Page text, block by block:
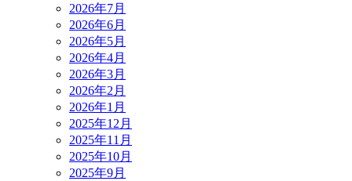
2026年7月
2026年6月
2026年5月
2026年4月
2026年3月
2026年2月
2026年1月
2025年12月
2025年11月
2025年10月
2025年9月